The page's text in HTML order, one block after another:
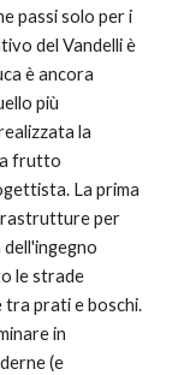
passi solo per i
del Vandelli è
è ancora
più
la
frutto
La prima
per
le strade
tra prati e boschi.
in
(e